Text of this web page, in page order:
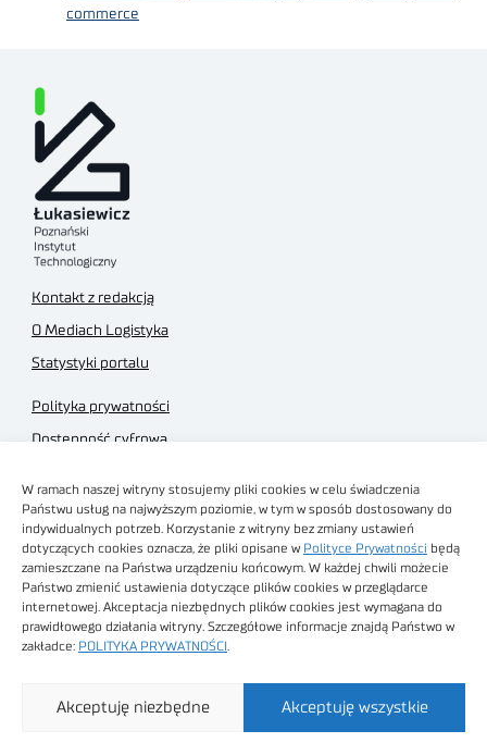
W ramach naszej witryny stosujemy pliki cookies w celu świadczenia
Państwu usług na najwyższym poziomie, w tym w sposób dostosowany do
indywidualnych potrzeb. Korzystanie z witryny bez zmiany ustawień
dotyczących cookies oznacza, że pliki opisane w Polityce Prywatności będą
zamieszczane na Państwa urządzeniu końcowym. W każdej chwili możecie
Państwo zmienić ustawienia dotyczące plików cookies w przeglądarce
internetowej. Akceptacja niezbędnych plików cookies jest wymagana do
prawidłowego działania witryny. Szczegółowe informacje znajdą Państwo w
zakładce: POLITYKA PRYWATNOŚCI
Akceptuję wszystkie
Akceptuję niezbędne
commerce
Kontakt z redakcją
O Mediach Logistyka
Statystyki portalu
Polityka prywatności
Dostępność cyfrowa
Regulamin sklepu
Obrazy stockowe
autorstwa
Technologiczny